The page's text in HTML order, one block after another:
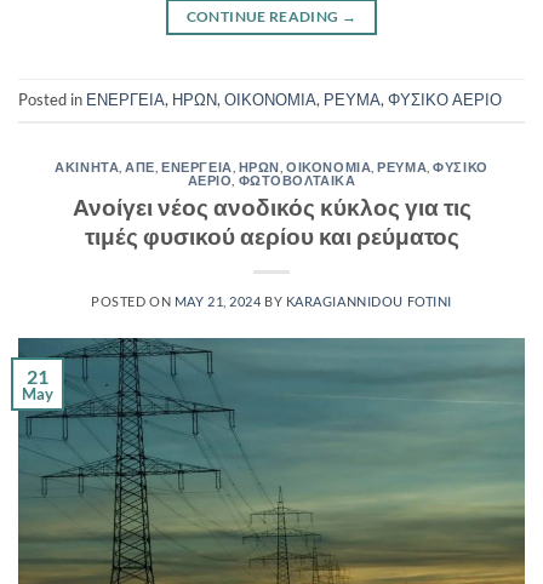
CONTINUE READING →
Posted in ΕΝΕΡΓΕΙΑ, ΗΡΩΝ, ΟΙΚΟΝΟΜΙΑ, ΡΕΥΜΑ, ΦΥΣΙΚΟ ΑΕΡΙΟ
ΑΚΙΝΗΤΑ ,ΑΠΕ ,ΕΝΕΡΓΕΙΑ ΗΡΩΝ ,ΟΙΚΟΝΟΜΙΑ ,ΡΕΥΜΑ ,ΦΥΣΙΚΟ
ΑΕΡΙΟ, ΦΩΤΟΒΟΛΤΑΙΚΑ
Ανοίγει νέος ανοδικός κύκλος για τις
τιμές φυσικού αερίου και ρεύματος
POSTED ON MAY 21, 2024 BY KARAGIANNIDOU FOTINI
21
May